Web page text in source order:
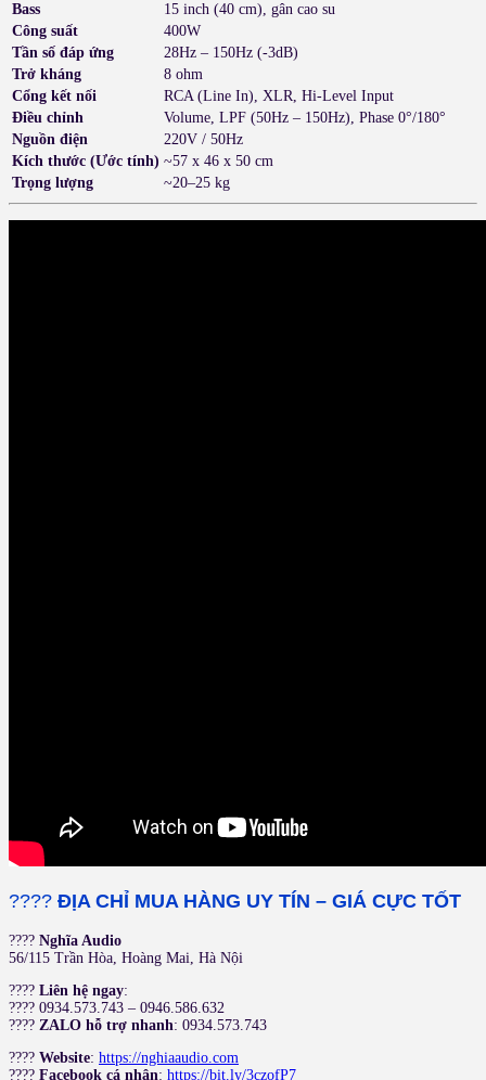
Bass
15 inch (40 cm), gân cao su
Công suất
400W
Tần số đáp ứng
28Hz – 150Hz (-3dB)
Trở kháng
8 ohm
Cổng kết nối
RCA (Line In), XLR, Hi-Level Input
Điều chỉnh
Volume, LPF (50Hz – 150Hz), Phase 0°/180°
Nguồn điện
220V / 50Hz
Kích thước (Ước tính) ~57 x 46 x 50 cm
Trọng lượng
~20–25 kg
???? ĐỊA CHỈ MUA HÀNG UY TÍN – GIÁ CỰC TỐT
???? Nghĩa Audio
56/115 Trần Hòa, Hoàng Mai, Hà Nội
???? Liên hệ ngay:
???? 0934.573.743 – 0946.586.632
???? ZALO hỗ trợ nhanh: 0934.573.743
???? Website: https://nghiaaudio.com
???? Facebook cá nhân: https://bit.ly/3czofP7